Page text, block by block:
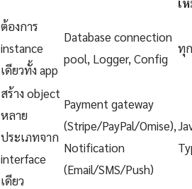
ต้องการ
instance
เดียวทั้ง app
Database connection
pool, Logger, Config
ทุ
สร้าง object
หลาย
ประเภทจาก
interface
เดียว
Payment gateway
(Stripe/PayPal/Omise),
Notification
(Email/SMS/Push)